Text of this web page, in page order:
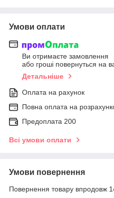
Умови оплати
Ви отримаєте замовлення
або гроші повернуться на
Детальніше
Оплата на рахунок
Повна оплата на
Предоплата 200
Всі умови оплати
Умови повернення
Повернення товару впродовж